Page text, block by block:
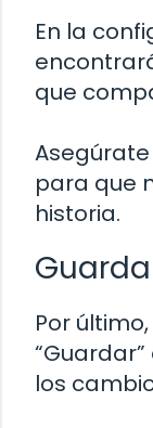
En la
que
para que
historia.
Por
los